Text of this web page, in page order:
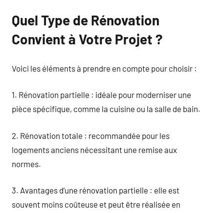
Quel Type de Rénovation
Convient à Votre Projet ?
Voici les éléments à prendre en compte pour choisir :
1. Rénovation partielle : idéale pour moderniser une
pièce spécifique, comme la cuisine ou la salle de bain.
2. Rénovation totale : recommandée pour les
logements anciens nécessitant une remise aux
normes.
3. Avantages d’une rénovation partielle : elle est
souvent moins coûteuse et peut être réalisée en